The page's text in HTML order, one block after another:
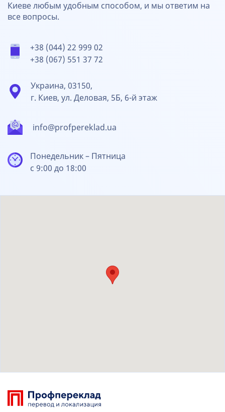
Киеве любым удобным способом, и мы ответим на
все вопросы.
+38 (044) 22 999 02
+38 (067) 551 37 72
info@profpereklad.ua
Украина, 03150,
г. Киев, ул. Деловая, 5Б, 6-й этаж
Понедельник – Пятница
с 9:00 до 18:00